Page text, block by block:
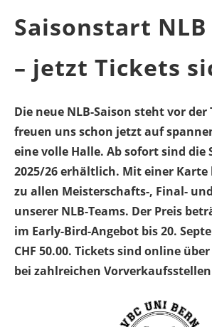
Saisonstart NLB
– jetzt Tickets
Die neue NLB-Saison steht vor
freuen uns schon jetzt auf
eine volle Halle. Ab sofort sind die
2025/26 erhältlich. Mit einer
zu allen Meisterschafts-, Final-
unserer NLB-Teams. Der Preis
im Early-Bird-Angebot bis 20.
CHF 50.00. Tickets sind online
bei zahlreichen